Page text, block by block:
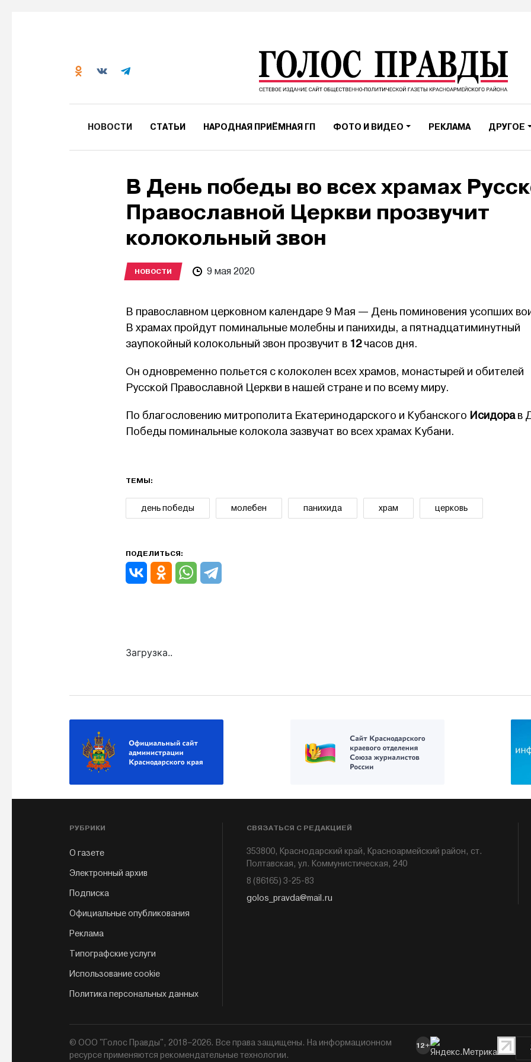
НОВОСТИ СТАТЬИ НАРОДНАЯ ПРИЁМНАЯ ГП ФОТО И ВИДЕО РЕКЛАМА ДРУГОЕ
В День победы во всех храмах
Православной Церкви прозвучит
колокольный звон
НОВОСТИ 9 мая 2020
В православном церковном календаре 9 Мая — День поминовения усопших
В храмах пройдут поминальные молебны и панихиды, а пятнадцатиминутный
заупокойный колокольный звон прозвучит в 12часов дня.
Он одновременно польется с колоколен всех храмов, монастырей и обителей
Русской Православной Церкви в нашей стране и по всему миру.
По благословению митрополита Екатеринодарского и Кубанского Исидорав
Победы поминальные колокола зазвучат во всех храмах Кубани.
ТЕМЫ:
день победы молебен панихида храм церковь
ПОДЕЛИТЬСЯ:
Загрузка..
РУБРИКИ
О газете
Электронный архив
Подписка
Официальные опубликования
Реклама
Типографские услуги
Использование cookie
Политика персональных данных
СВЯЗАТЬСЯ С РЕДАКЦИЕЙ
353800, Краснодарский край, Красноармейский район, ст.
Полтавская, ул. Коммунистическая, 240
8 (86165) 3-25-83
golos_pravda@mail.ru
© ООО "Голос Правды", 2018–2026. Все права защищены. На информационном
ресурсе применяются рекомендательные технологии.
12+